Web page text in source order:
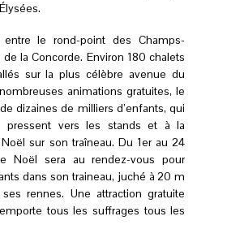
le rond-point des Champs-
la Concorde. Environ 180 chalets
sur la plus célèbre avenue du
animations gratuites, le
dizaines de milliers d’enfants, qui
pressent vers les stands et à la
sur son traîneau. Du 1er au 24
Noël sera au rendez-vous pour
dans son traineau, juché à 20 m
rennes. Une attraction gratuite
tous les suffrages tous les